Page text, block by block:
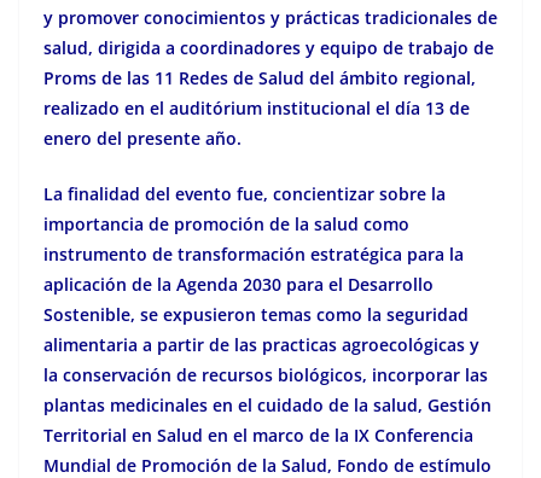
y promover conocimientos y prácticas tradicionales de
salud, dirigida a coordinadores y equipo de trabajo de
Proms de las 11 Redes de Salud del ámbito regional,
realizado en el auditórium institucional el día 13 de
enero del presente año.
La finalidad del evento fue, concientizar sobre la
importancia de promoción de la salud como
instrumento de transformación estratégica para la
aplicación de la Agenda 2030 para el Desarrollo
Sostenible, se expusieron temas como la seguridad
alimentaria a partir de las practicas agroecológicas y
la conservación de recursos biológicos, incorporar las
plantas medicinales en el cuidado de la salud, Gestión
Territorial en Salud en el marco de la IX Conferencia
Mundial de Promoción de la Salud, Fondo de estímulo